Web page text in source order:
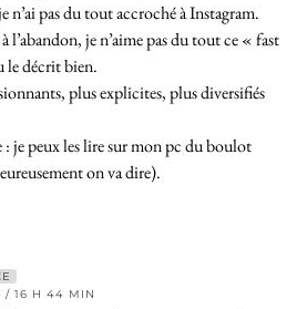
n’ai pas du tout accroché à Instagram.
l’abandon, je n’aime pas du tout ce « fast
le décrit bien.
plus explicites, plus diversifiés
je peux les lire sur mon pc du boulot
on va dire).
/ 16 H 44 MIN